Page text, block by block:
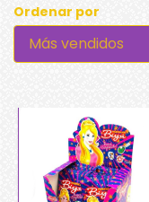
Ordenar por